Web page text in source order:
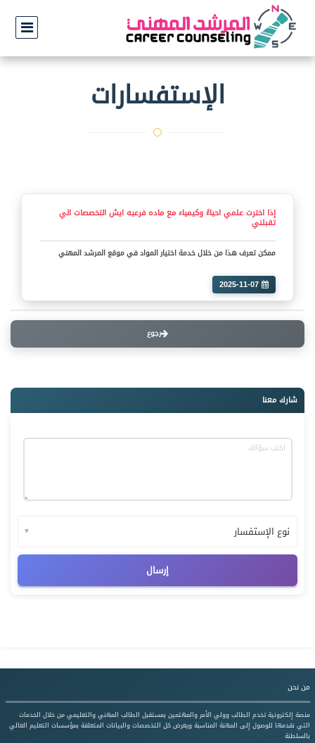
الإستفسارات
إذا ‏اخترت علمي احياءً وكيمياء مع ماده فرعيه ايش التخصصات الي
تقبلني
ممكن تعرف هذا من خلال خدمة اختيار المواد في موقع المرشد المهني
رجوع
شارك معنا
▼
من نحن
منصة إلكترونية تخدم الطالب وولي الأمر والمهتمين بمستقبل الطالب المهني والتعليمي من خلال الخدمات
التي نقدمها للوصول إلى المهنة المناسبة ويعرض كل التخصصات والبيانات المتعلقة بمؤسسات التعليم العالي
بالسلطنة